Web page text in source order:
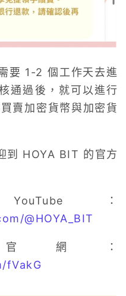
要 1-2 個工作天去進
通過後，就可以進行
賣加密貨幣與加密貨
到 HOYA BIT 的官方
：
@HOYA_BIT
官網：
fVakG